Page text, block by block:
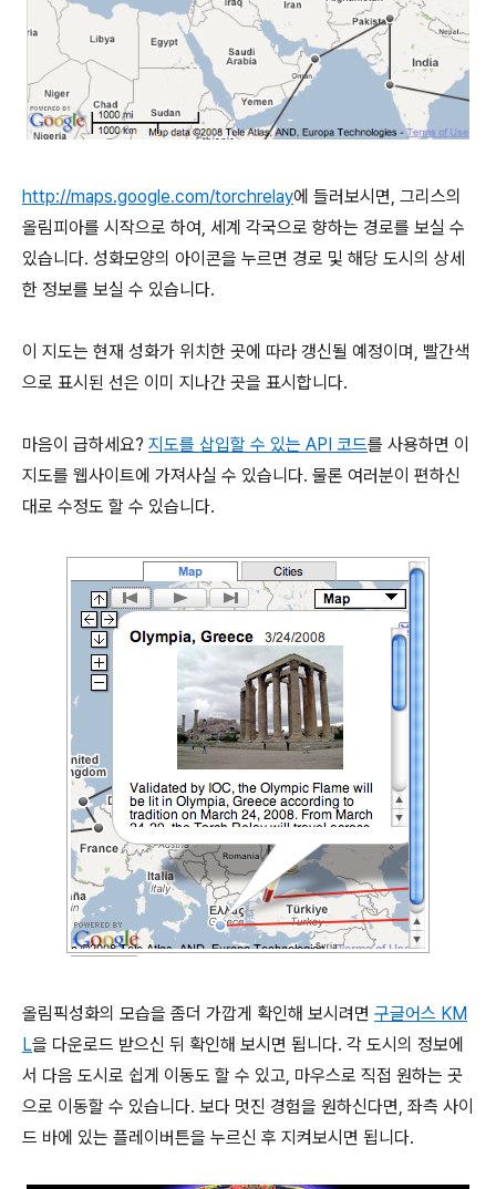
http://maps.google.com/torchrelay에 들러보시면, 그리스의
올림피아를 시작으로 하여, 세계 각국으로 향하는 경로를 보실 수
있습니다. 성화모양의 아이콘을 누르면 경로 및 해당 도시의 상세
한 정보를 보실 수 있습니다.
이 지도는 현재 성화가 위치한 곳에 따라 갱신될 예정이며, 빨간색
으로 표시된 선은 이미 지나간 곳을 표시합니다.
마음이 급하세요? 지도를 삽입할 수 있는 API 코드를 사용하면 이
지도를 웹사이트에 가져사실 수 있습니다. 물론 여러분이 편하신
대로 수정도 할 수 있습니다.
올림픽성화의 모습을 좀더 가깝게 확인해 보시려면 구글어스 KM
L을 다운로드 받으신 뒤 확인해 보시면 됩니다. 각 도시의 정보에
서 다음 도시로 쉽게 이동도 할 수 있고, 마우스로 직접 원하는 곳
으로 이동할 수 있습니다. 보다 멋진 경험을 원하신다면, 좌측 사이
드 바에 있는 플레이버튼을 누르신 후 지켜보시면 됩니다.